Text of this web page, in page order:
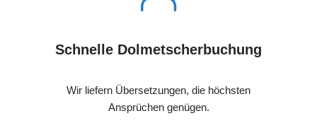
Schnelle Dolmetscherbuchung
Wir liefern Übersetzungen, die höchsten
Ansprüchen genügen.